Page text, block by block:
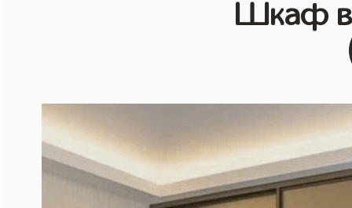
Шкаф в